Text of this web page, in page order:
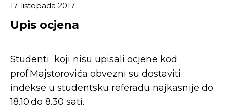
17. listopada 2017.
Upis ocjena
Studenti koji nisu upisali ocjene kod
prof.Majstorovića obvezni su dostaviti
indekse u studentsku referadu najkasnije do
18.10.do 8.30 sati.